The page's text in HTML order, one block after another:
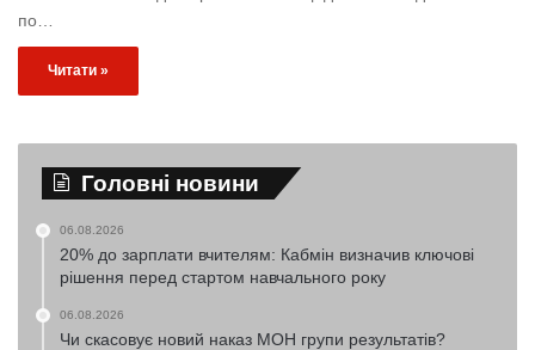
по…
Читати »
Головні новини
06.08.2026
20% до зарплати вчителям: Кабмін визначив ключові
рішення перед стартом навчального року
06.08.2026
Чи скасовує новий наказ МОН групи результатів?